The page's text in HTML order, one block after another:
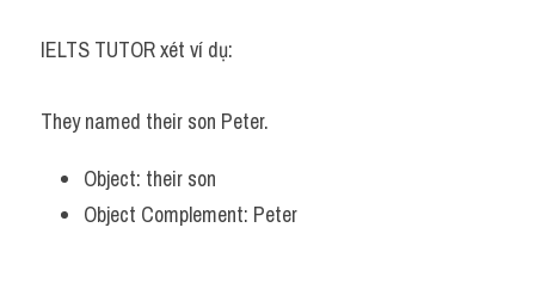
IELTS TUTOR xét ví dụ:
They named their son Peter.
Object: their son
Object Complement: Peter